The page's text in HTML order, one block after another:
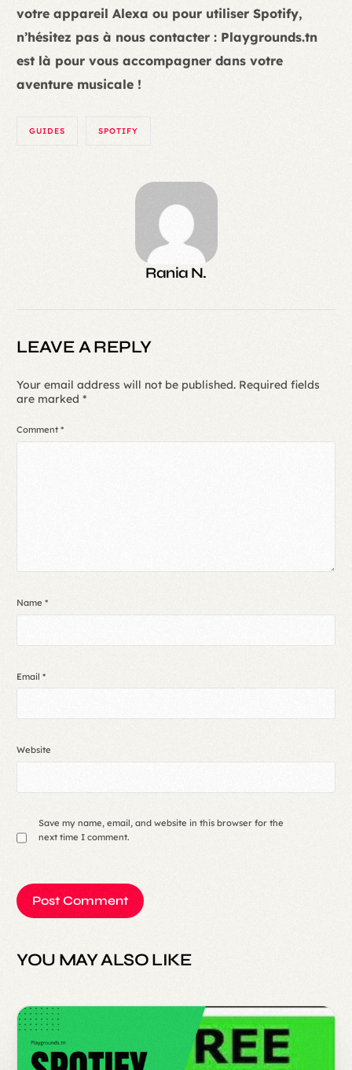
votre appareil Alexa ou pour utiliser Spotify,
n’hésitez pas à nous contacter : Playgrounds.tn
est là pour vous accompagner dans votre
aventure musicale !
GUIDES SPOTIFY
Rania N.
LEAVE A REPLY
Your email address will not be published. Required fields
are marked*
Comment*
Name*
Email*
Website
Save my name, email, and website in this browser for the
next time I comment.
YOU MAY ALSO LIKE